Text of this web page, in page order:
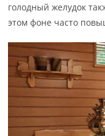
голодный желудок
этом фоне часто